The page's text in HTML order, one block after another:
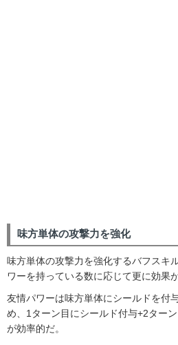
味方単体の攻撃力を強化
味方単体の攻撃力を強化するバフスキ
ワーを持っている数に応じて更に効果
友情パワーは味方単体にシールドを付
め、1ターン目にシールド付与+2ター
が効率的だ。